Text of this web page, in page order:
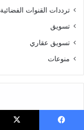
ترددات القنوات الفضائية
تسويق
تسويق عقاري
منوعات